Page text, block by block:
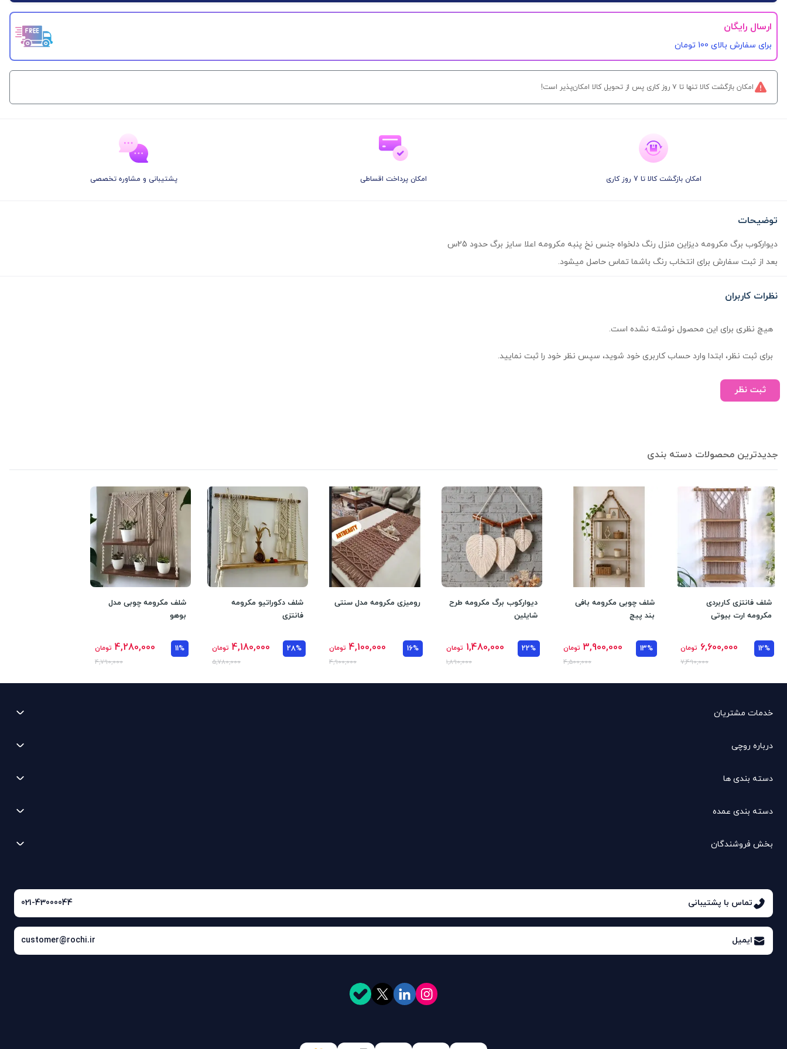
ارسال رایگان
برای سفارش‌ بالای 100 تومان
امکان بازگشت کالا تنها تا ۷ روز کاری پس از تحویل کالا امکان‌پذیر است!
امکان بازگشت کالا تا 7 روز کاری امکان پرداخت اقساطی پشتیبانی و مشاوره تخصصی
توضیحات
دیوارکوب‌ برگ مکرومه دیزاین منزل رنگ دلخواه جنس نخ پنبه مکرومه اعلا سایز برگ حدود 25س
بعد از ثبت سفارش برای انتخاب رنگ باشما تماس حاصل میشود.
نظرات کاربران
هیچ نظری برای این محصول نوشته نشده است.
برای ثبت نظر، ابتدا وارد حساب کاربری خود شوید، سپس نظر خود را ثبت نمایید.
ثبت نظر
جدیدترین محصولات دسته بندی
شلف فانتزی کاربردی
مکرومه ارت بیوتی
12%
6,600,000 تومان
7,490,000
شلف چوبی مکرومه بافی
بند پیچ
13%
3,900,000 تومان
4,500,000
دیوارکوب برگ مکرومه طرح
شایلین
22%
1,480,000 تومان
1,890,000
رومیزی مکرومه مدل سنتی
16%
4,100,000 تومان
4,900,000
شلف دکوراتیو مکرومه
فانتزی
28%
4,180,000 تومان
5,780,000
شلف مکرومه چوبی مدل
بوهو
11%
4,280,000 تومان
4,790,000
خدمات مشتریان
درباره روچی
دسته بندی ها
دسته بندی عمده
بخش فروشندگان
تماس با پشتیبانی 021-43000044
ایمیل customer@rochi.ir